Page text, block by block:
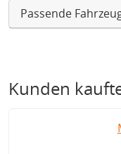
Passende
Kunden